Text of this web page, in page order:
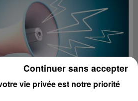
vie privée est notre priorité
Continuer sans accepter